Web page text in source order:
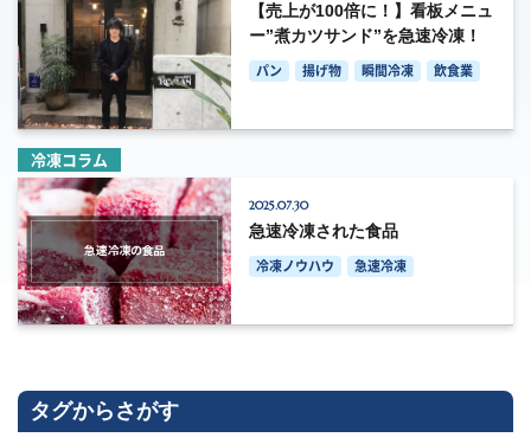
【売上が100倍に！】看板メニュ
ー”煮カツサンド”を急速冷凍！
パン 揚げ物 瞬間冷凍 飲食業
冷凍コラム
2025.07.30
急速冷凍された食品
冷凍ノウハウ 急速冷凍
タグからさがす